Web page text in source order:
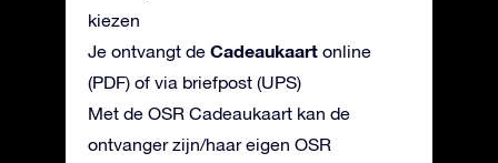
kiezen
Je ontvangt de Cadeaukaart online
(PDF) of via briefpost (UPS)
Met de OSR Cadeaukaart kan de
ontvanger zijn/haar eigen OSR